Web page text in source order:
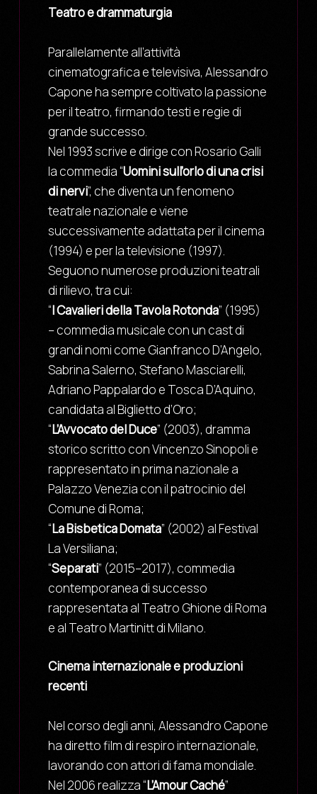
Teatro e drammaturgia
Parallelamente all’attività
cinematografica e televisiva, Alessandro
Capone ha sempre coltivato la passione
per il teatro, firmando testi e regie di
grande successo.
Nel 1993 scrive e dirige con Rosario Galli
la commedia “Uomini sull’orlo di una crisi
di nervi”, che diventa un fenomeno
teatrale nazionale e viene
successivamente adattata per il cinema
(1994) e per la televisione (1997).
Seguono numerose produzioni teatrali
di rilievo, tra cui:
“I Cavalieri della Tavola Rotonda” (1995)
– commedia musicale con un cast di
grandi nomi come Gianfranco D’Angelo,
Sabrina Salerno, Stefano Masciarelli,
Adriano Pappalardo e Tosca D’Aquino,
candidata al Biglietto d’Oro;
“L’Avvocato del Duce” (2003), dramma
storico scritto con Vincenzo Sinopoli e
rappresentato in prima nazionale a
Palazzo Venezia con il patrocinio del
Comune di Roma;
“La Bisbetica Domata” (2002) al Festival
La Versiliana;
“Separati” (2015–2017), commedia
contemporanea di successo
rappresentata al Teatro Ghione di Roma
e al Teatro Martinitt di Milano.
Cinema internazionale e produzioni
recenti
Nel corso degli anni, Alessandro Capone
ha diretto film di respiro internazionale,
lavorando con attori di fama mondiale.
Nel 2006 realizza “L’Amour Caché”